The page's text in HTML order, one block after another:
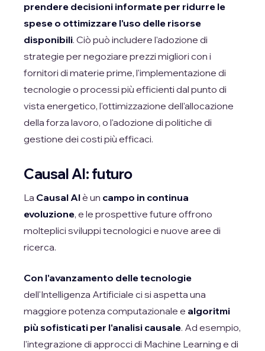
prendere decisioni informate per ridurre le
spese o ottimizzare l'uso delle risorse
disponibili. Ciò può includere l'adozione di
strategie per negoziare prezzi migliori con i
fornitori di materie prime, l'implementazione di
tecnologie o processi più efficienti dal punto di
vista energetico, l'ottimizzazione dell'allocazione
della forza lavoro, o l'adozione di politiche di
gestione dei costi più efficaci.
Causal AI: futuro
La Causal AIè un campo in continua
evoluzione, e le prospettive future offrono
molteplici sviluppi tecnologici e nuove aree di
ricerca.
Con l'avanzamento delle tecnologie
dell'Intelligenza Artificiale ci si aspetta una
maggiore potenza computazionale e algoritmi
più sofisticati per l'analisi causale. Ad esempio,
l'integrazione di approcci di Machine Learning e di